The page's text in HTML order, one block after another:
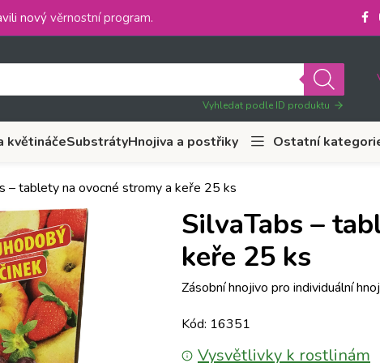
nový věrnostní program.
Vyhledat podle ID produktu
květináčeSubstrátyHnojiva a postřiky Ostatní
– tablety na ovocné stromy a keře 25 ks
SilvaTabs –
keře 25 ks
Zásobní hnojivo pro individuální
Kód: 16351
Vysvětlivky k rostlinám